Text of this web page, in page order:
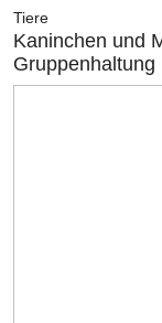
Tiere
Kaninchen und
Gruppenhaltung